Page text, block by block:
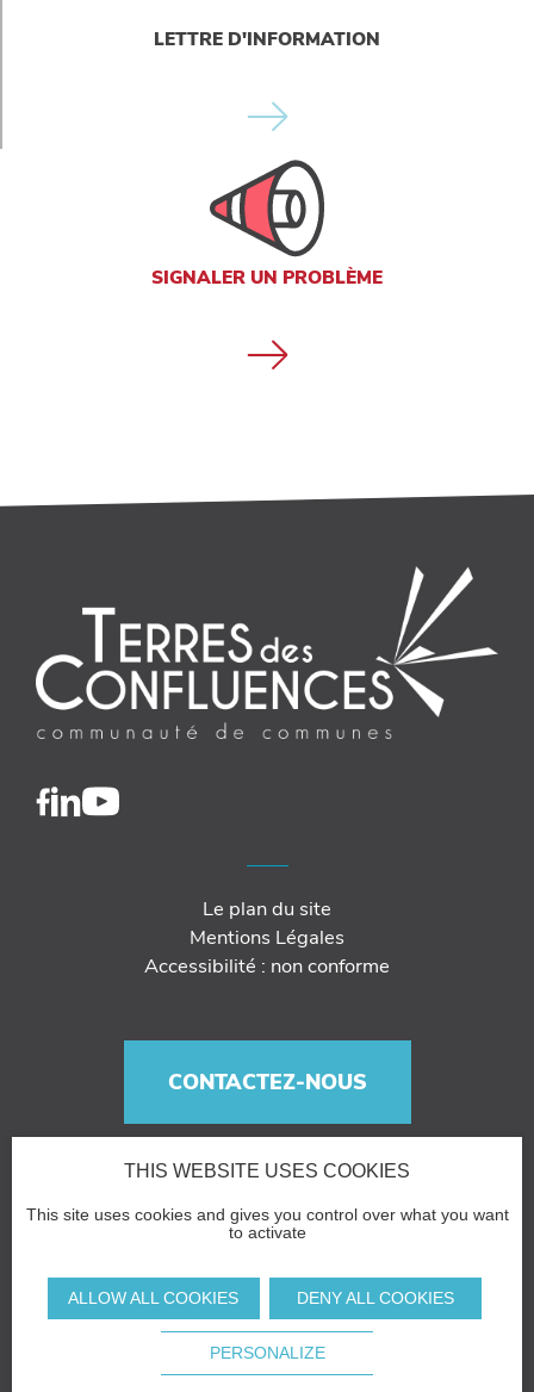
LETTRE D'INFORMATION
SIGNALER UN PROBLÈME
Le plan du site
Mentions Légales
Accessibilité : non conforme
CONTACTEZ-NOUS
THIS WEBSITE USES COOKIES
This site uses cookies and gives you control over what you want
to activate
ALLOW ALL COOKIES DENY ALL COOKIES
PERSONALIZE